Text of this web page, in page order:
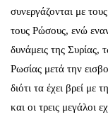
συνεργάζονται με
τους Ρώσους, ενώ
δυνάμεις της
Ρωσίας μετά την
διότι τα έχει βρεί με
και οι τρεις μεγάλοι